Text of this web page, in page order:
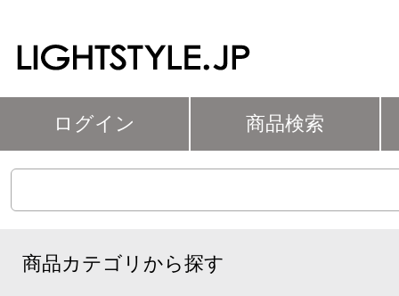
ログイン 商品検索
商品カテゴリから探す